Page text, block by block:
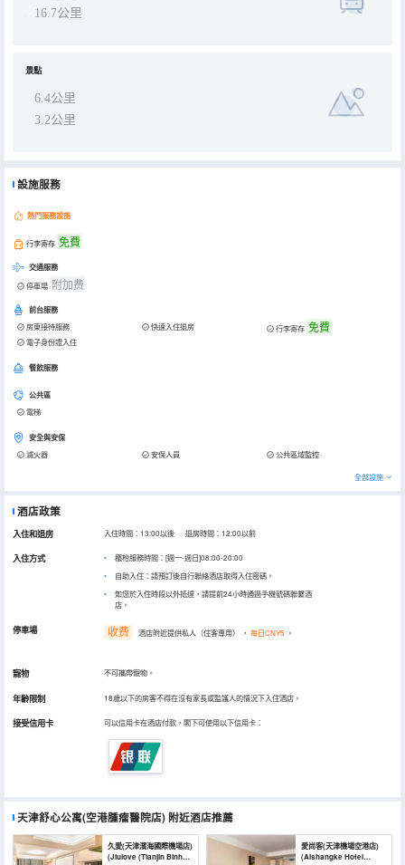
16.7公里
景點
6.4公里
3.2公里
設施服務
熱門服務設施
行李寄存 免費
交通服務
停車場 附加费
前台服務
房東接待服務 快速入住退房 行李寄存 免費
電子身份證入住
餐飲服務
公共區
電梯
安全與安保
滅火器 安保人員 公共區域監控
全部設施
酒店政策
入住和退房 入住時間：13:00以後 退房時間：12:00以前
入住方式
櫃枱服務時間：[週一-週日]08:00-20:00
自助入住：請預訂後自行聯絡酒店取得入住密碼。
如您於入住時段以外抵達，請提前24小時通過手機號碼聯繫酒
店。
停車場 收费 酒店附近提供私人（住客專用） ， 每日CNY5 。
寵物 不可攜帶寵物。
年齡限制 18歲以下的房客不得在沒有家長或監護人的情況下入住酒店。
接受信用卡 可以信用卡在酒店付款，閣下可使用以下信用卡：
天津舒心公寓(空港腫瘤醫院店) 附近酒店推薦
久愛(天津濱海國際機場店)
(Jiulove (Tianjin Binhai
愛尚客(天津機場空港店)
(Aishangke Hotel